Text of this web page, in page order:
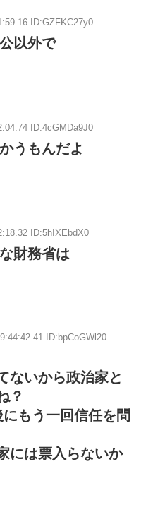
ID:GZFKC27y0
以外で
ID:4cGMDa9J0
うもんだよ
ID:5hIXEbdX0
財務省は
ID:bpCoGWl20
ないから政治家と
？
もう一回信任を問
には票入らないか